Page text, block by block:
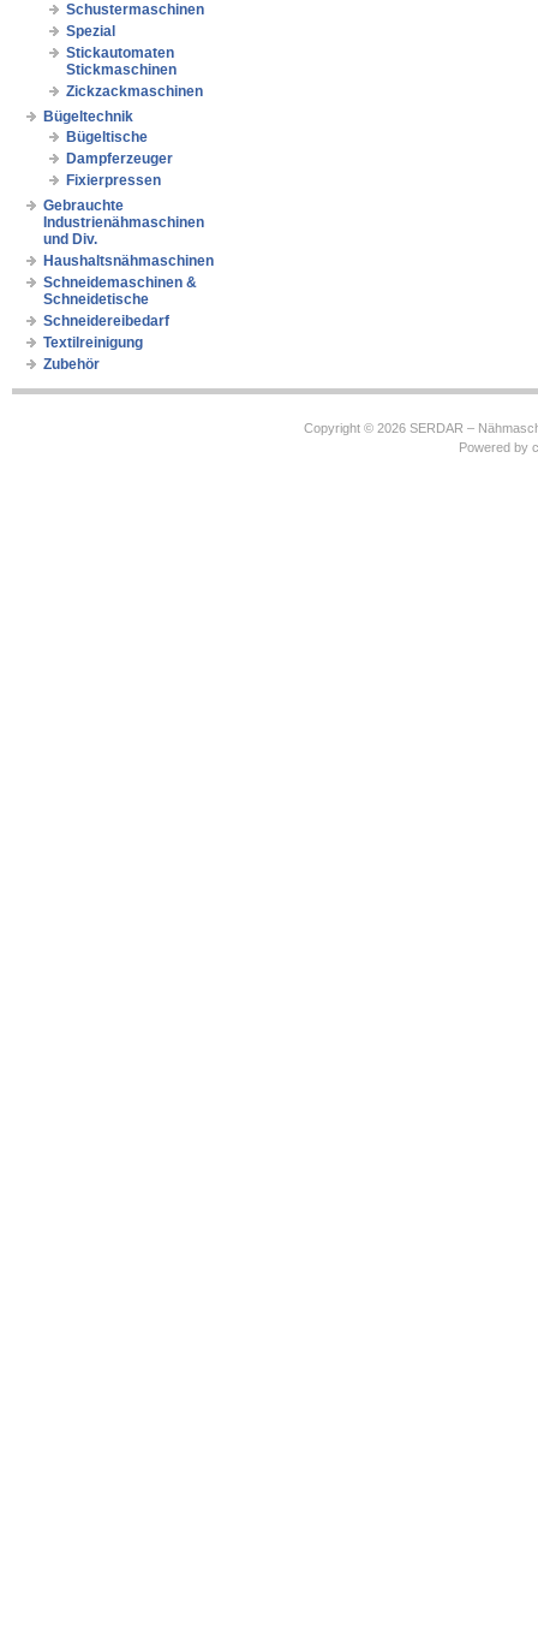
Schustermaschinen
Spezial
Stickautomaten
Stickmaschinen
Zickzackmaschinen
Bügeltechnik
Bügeltische
Dampferzeuger
Fixierpressen
Gebrauchte
Industrienähmaschinen
und Div.
Haushaltsnähmaschinen
Schneidemaschinen &
Schneidetische
Schneidereibedarf
Textilreinigung
Zubehör
Copyright © 2026 SERDAR –
Powered by